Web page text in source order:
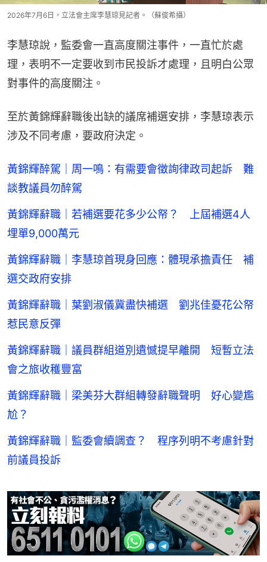
2026年7月6日，立法會主席李慧琼見記者。（蘇俊希攝）
李慧琼說，監委會一直高度關注事件，一直忙於處
理，表明不一定要收到市民投訴才處理，且明白公眾
對事件的高度關注。
至於黃錦輝辭職後出缺的議席補選安排，李慧琼表示
涉及不同考慮，要政府決定。
黃錦輝醉駕｜周一鳴：有需要會徵詢律政司起訴 難
談教議員勿醉駕
黃錦輝辭職｜若補選要花多少公帑？ 上屆補選4人
埋單9,000萬元
黃錦輝辭職｜李慧琼首現身回應：體現承擔責任 補
選交政府安排
黃錦輝辭職｜葉劉淑儀冀盡快補選 劉兆佳憂花公帑
惹民意反彈
黃錦輝辭職｜議員群組道別遺憾提早離開 短暫立法
會之旅收穫豐富
黃錦輝辭職｜梁美芬大群組轉發辭職聲明 好心變尷
尬？
黃錦輝辭職｜監委會續調查？ 程序列明不考慮針對
前議員投訴